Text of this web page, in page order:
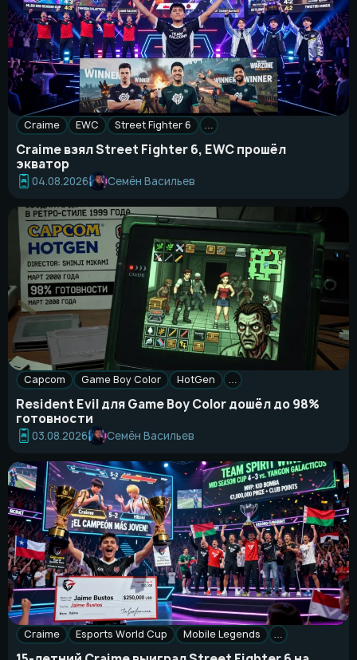
Craime EWC Street Fighter 6 …
Craime взял Street Fighter 6, EWC прошёл
экватор
04.08.2026 Семён Васильев
Capcom Game Boy Color HotGen …
Resident Evil для Game Boy Color дошёл до 98%
готовности
03.08.2026 Семён Васильев
Craime Esports World Cup Mobile Legends …